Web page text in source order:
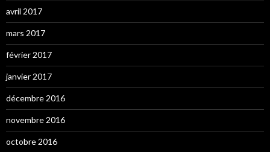
avril 2017
mars 2017
février 2017
janvier 2017
décembre 2016
novembre 2016
octobre 2016